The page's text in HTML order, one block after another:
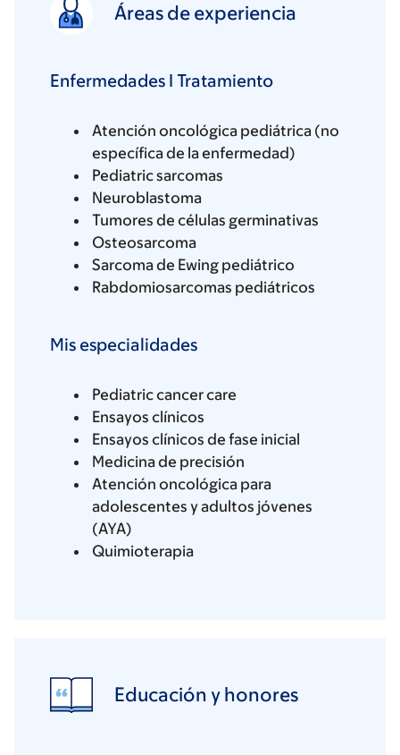
Áreas de experiencia
Enfermedades I Tratamiento
Atención oncológica pediátrica (no
específica de la enfermedad)
Pediatric sarcomas
Neuroblastoma
Tumores de células germinativas
Osteosarcoma
Sarcoma de Ewing pediátrico
Rabdomiosarcomas pediátricos
Mis especialidades
Pediatric cancer care
Ensayos clínicos
Ensayos clínicos de fase inicial
Medicina de precisión
Atención oncológica para
adolescentes y adultos jóvenes
(AYA)
Quimioterapia
Educación y honores